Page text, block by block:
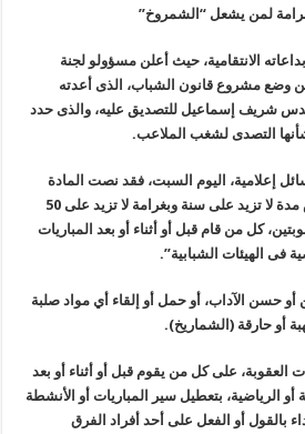
لمن يشعل “الشمروخ”
الانتقامية، حيث أعلن مسؤولو لجنة
من وضع مشروع قانون الشباب، الذى أعدته
شريف إسماعيل للتصديق عليه، والذى حدد
التصدى لشغب الملاعب.
إعلامية، اليوم السبت، فقد نصت المادة
(64) على أنه “يعاقب بالحبس مدة لا تزيد على سنة وبغرامة لا تزيد على 50
كل من قام قبل أو أثناء أو بعد المباريات
فى الهيئات الشبابية”.
أو حسن الآداب، أو حمل أو إلقاء أي مواد صلبة
أو حارقة (الشماريخ).
العقوبة، على كل من يقوم قبل أو أثناء أو بعد
أو الرياضية، بتعطيل سير المباريات أو الأنشطة
بالقول أو الفعل على أحد أفراد الفرق